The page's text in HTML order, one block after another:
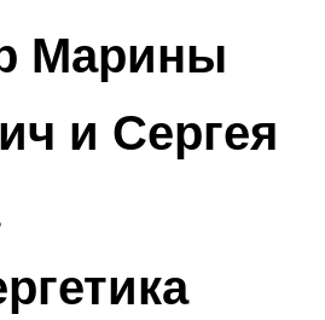
Марины
и Сергея